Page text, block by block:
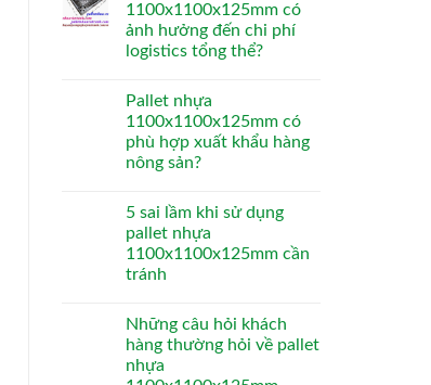
1100x1100x125mm có
ảnh hưởng đến chi phí
logistics tổng thể?
Pallet nhựa
1100x1100x125mm có
phù hợp xuất khẩu hàng
nông sản?
5 sai lầm khi sử dụng
pallet nhựa
1100x1100x125mm cần
tránh
Những câu hỏi khách
hàng thường hỏi về pallet
nhựa